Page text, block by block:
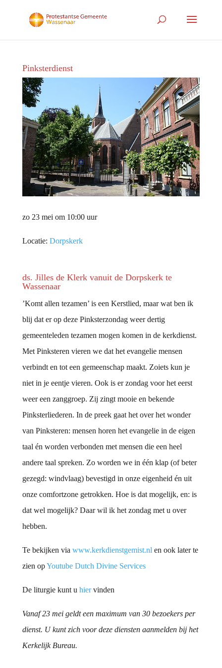
Pinksterdienst
zo 23 mei om 10:00 uur
Locatie: Dorpskerk
ds. Jilles de Klerk vanuit de Dorpskerk te
Wassenaar
’Komt allen tezamen’ is een Kerstlied, maar wat ben ik
blij dat er op deze Pinksterzondag weer dertig
gemeenteleden tezamen mogen komen in de kerkdienst.
Met Pinksteren vieren we dat het evangelie mensen
verbindt en tot een gemeenschap maakt. Zoiets kun je
niet in je eentje vieren. Ook is er zondag voor het eerst
weer een zanggroep. Zij zingt mooie en bekende
Pinksterliederen. In de preek gaat het over het wonder
van Pinksteren: mensen horen het evangelie in de eigen
taal én worden verbonden met mensen die een heel
andere taal spreken. Zo worden we in één klap (of beter
gezegd: windvlaag) bevestigd in onze eigenheid én uit
onze comfortzone getrokken. Hoe is dat mogelijk, en: is
dat wel mogelijk? Daar wil ik het zondag met u over
hebben.
Te bekijken via www.kerkdienstgemist.nl en ook later te
zien opYoutube Dutch Divine Services
De liturgie kunt u hiervinden
Vanaf 23 mei geldt een maximum van 30 bezoekers per
dienst. U kunt zich voor deze diensten aanmelden bij het
Kerkelijk Bureau.